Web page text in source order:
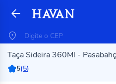
Taça Sideira 360Ml -
5(5)